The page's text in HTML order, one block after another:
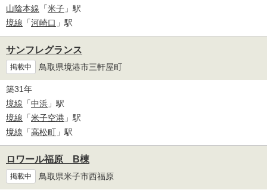
山陰本線 「米子 」駅
境線 「河崎口 」駅
サンフレグランス
掲載中 鳥取県境港市三軒屋町
築31年
境線 「中浜 」駅
境線 「米子空港 」駅
境線 「高松町 」駅
ロワール福原 B棟
掲載中 鳥取県米子市西福原